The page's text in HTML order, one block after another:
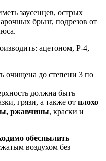
заусенцев, острых
брызг, подрезов от
ацетоном, Р-4,
очищена до степени 3 по
должна быть
грязи, а также от плохо
ржавчины, краски и
обеспылить
воздухом без